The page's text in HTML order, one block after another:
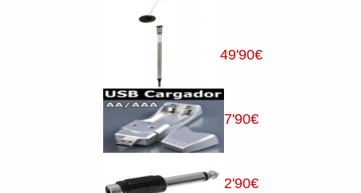
49'90€
7'90€
2'90€